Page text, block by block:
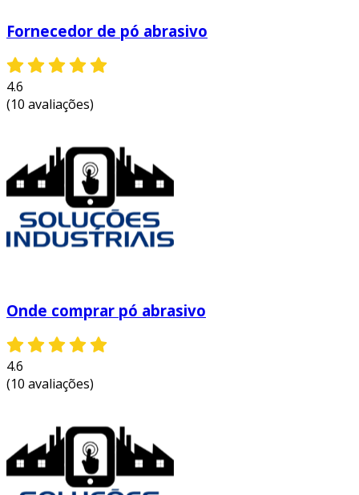
Fornecedor de pó abrasivo
4.6
(10 avaliações)
Onde comprar pó abrasivo
4.6
(10 avaliações)